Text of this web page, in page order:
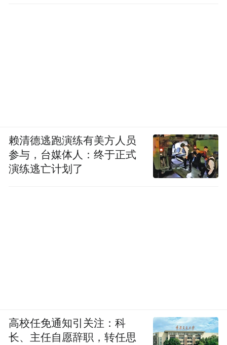
赖清德逃跑演练有美方人员
参与，台媒体人：终于正式
演练逃亡计划了
高校任免通知引关注：科
长、主任自愿辞职，转任思